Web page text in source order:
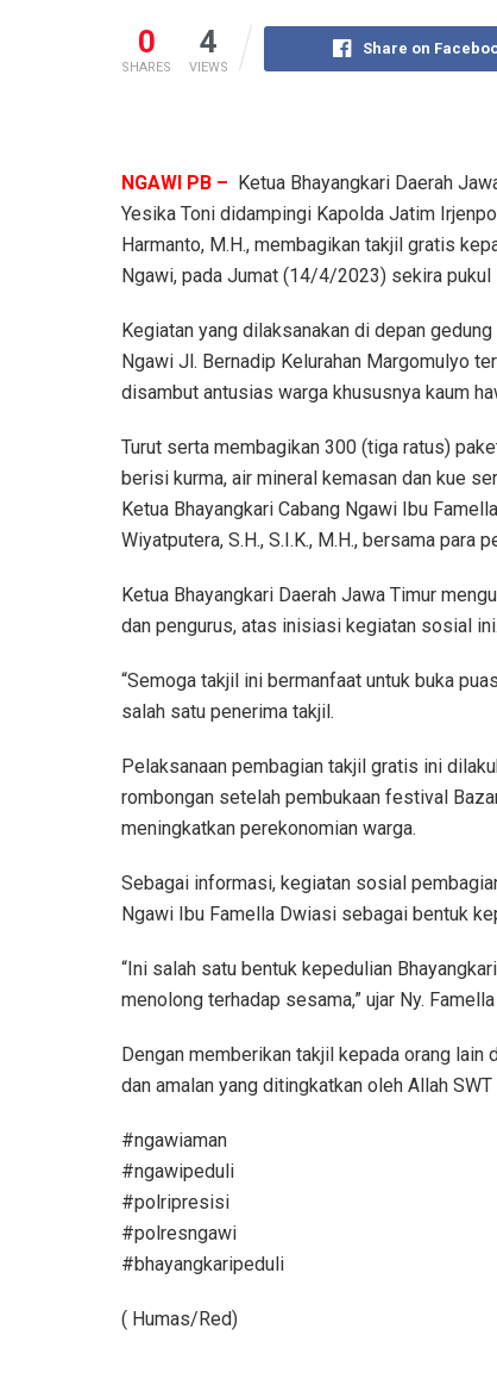
0
SHARES
4
VIEWS
Share on
NGAWI PB – Ketua Bhayangkari Daerah
Yesika Toni didampingi Kapolda Jatim
Harmanto, M.H., membagikan takjil gratis
Ngawi, pada Jumat (14/4/2023) sekira pukul
Kegiatan yang dilaksanakan di depan gedung
Ngawi Jl. Bernadip Kelurahan Margomulyo
disambut antusias warga khususnya kaum
Turut serta membagikan 300 (tiga ratus)
berisi kurma, air mineral kemasan dan kue
Ketua Bhayangkari Cabang Ngawi Ibu
Wiyatputera, S.H., S.I.K., M.H., bersama para
Ketua Bhayangkari Daerah Jawa Timur
dan pengurus, atas inisiasi kegiatan sosial ini.
“Semoga takjil ini bermanfaat untuk buka
salah satu penerima takjil.
Pelaksanaan pembagian takjil gratis ini
rombongan setelah pembukaan festival
meningkatkan perekonomian warga.
Sebagai informasi, kegiatan sosial
Ngawi Ibu Famella Dwiasi sebagai bentuk
“Ini salah satu bentuk kepedulian
menolong terhadap sesama,” ujar Ny.
Dengan memberikan takjil kepada orang lain
dan amalan yang ditingkatkan oleh Allah SWT
#ngawiaman
#ngawipeduli
#polripresisi
#polresngawi
#bhayangkaripeduli
( Humas/Red)